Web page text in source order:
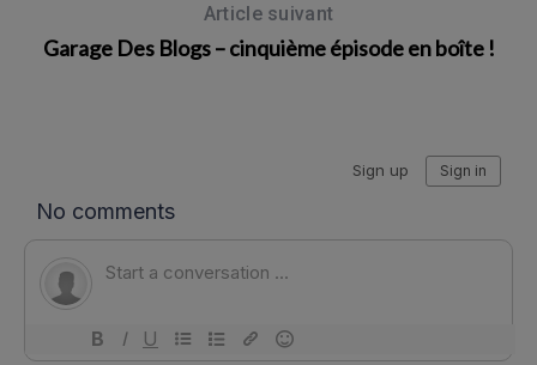
Article suivant
Garage Des Blogs – cinquième épisode en boîte !